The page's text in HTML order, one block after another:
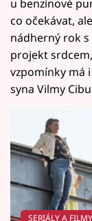
u benzínové
co očekávat,
nádherný rok
projekt
vzpomínky má
syna Vilmy
SERIÁLY A FILMY